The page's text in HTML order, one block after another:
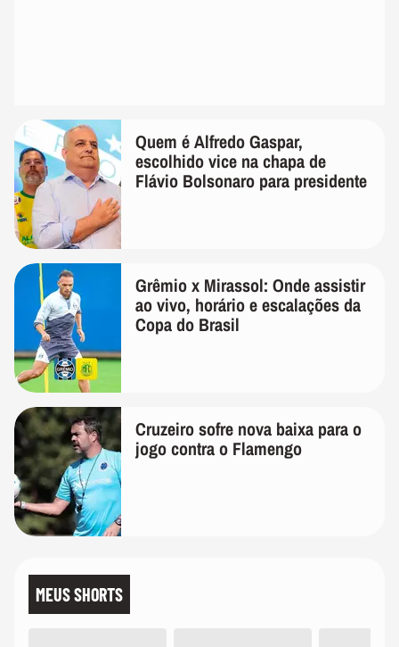
Quem é Alfredo Gaspar,
escolhido vice na chapa de
Flávio Bolsonaro para presidente
Grêmio x Mirassol: Onde assistir
ao vivo, horário e escalações da
Copa do Brasil
Cruzeiro sofre nova baixa para o
jogo contra o Flamengo
MEUS SHORTS